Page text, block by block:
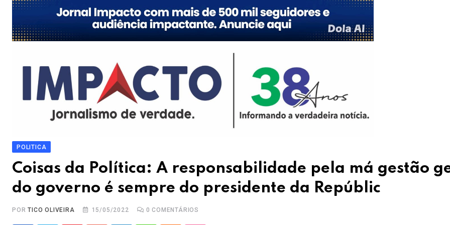
POLITICA
Coisas da Política: A responsabilidade pela má gestão
do governo é sempre do presidente da Repúblic
PORTICO OLIVEIRA 15/05/2022 0 COMENTÁRIOS